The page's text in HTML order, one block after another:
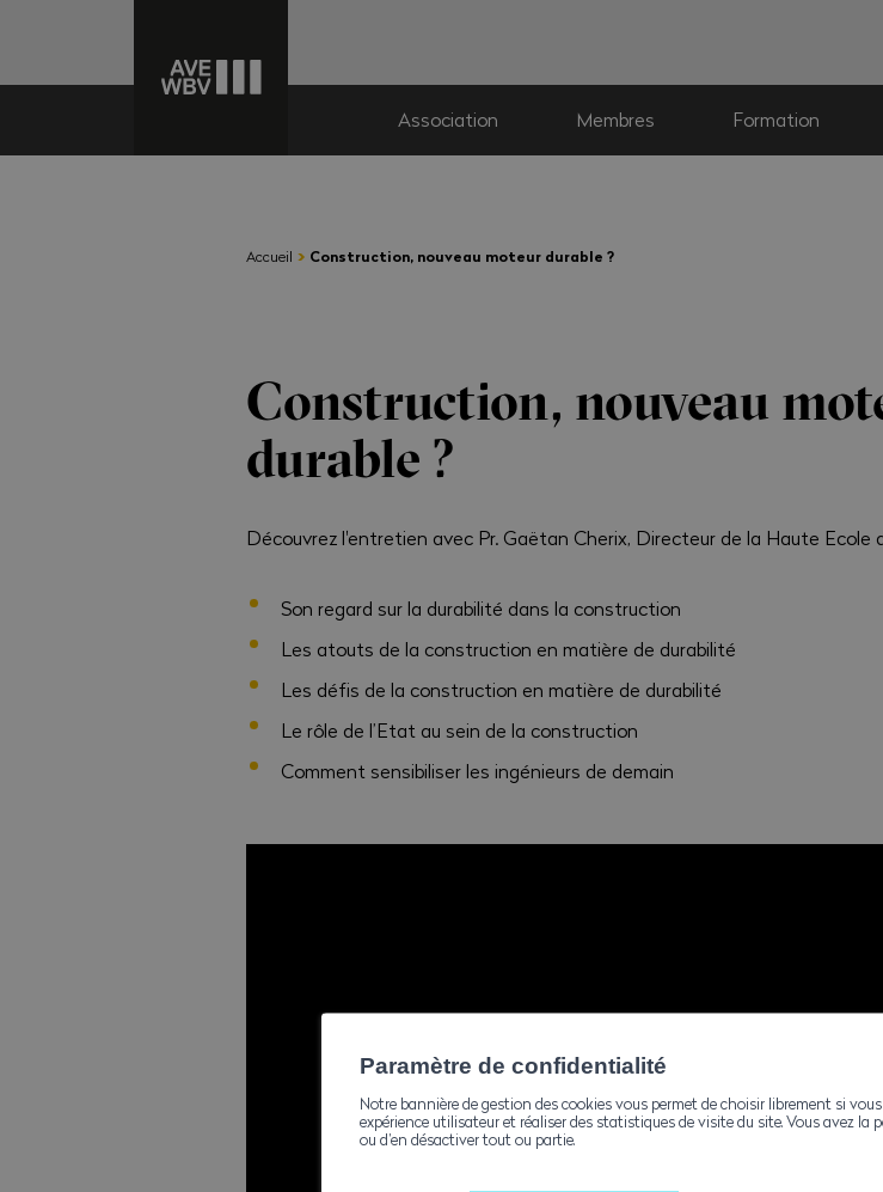
Association Membres Formation
Accueil › Construction, nouveau moteur durable ?
Construction, nouveau
durable ?
Découvrez l'entretien avec Pr. Gaëtan Cherix, Directeur de la Haute Ecole
Son regard sur la durabilité dans la construction
Les atouts de la construction en matière de durabilité
Les défis de la construction en matière de durabilité
Le rôle de l’Etat au sein de la construction
Comment sensibiliser les ingénieurs de demain
Paramètre de confidentialité
Notre bannière de gestion des cookies vous permet de choisir librement si
expérience utilisateur et réaliser des statistiques de visite du site. Vous avez
ou d’en désactiver tout ou partie.